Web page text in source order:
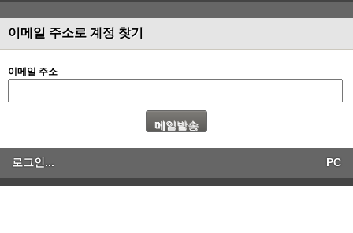
이메일 주소로 계정 찾기
이메일 주소
로그인... PC